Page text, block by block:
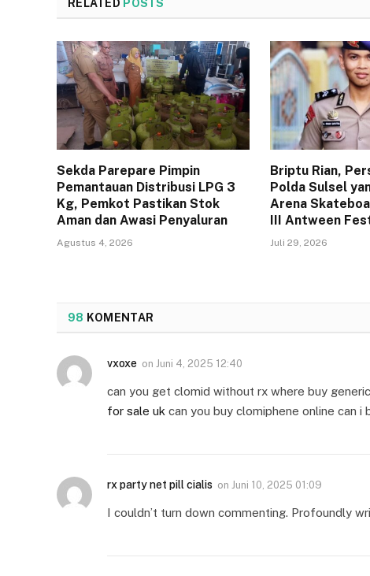
RELATED POSTS
Sekda Parepare Pimpin
Pemantauan Distribusi LPG 3
Kg, Pemkot Pastikan Stok
Aman dan Awasi Penyaluran
Agustus 4, 2026
Briptu Rian,
Polda Sulsel
Arena
III Antween
Juli 29, 2026
98 KOMENTAR
vxoxe on Juni 4, 2025 12:40
can you get clomid without rx where buy
for sale uk can you buy clomiphene online can
rx party net pill cialis on Juni 10, 2025 01:09
I couldn’t turn down commenting. Profoundly